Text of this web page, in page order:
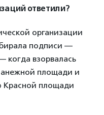
ответили?
организации
подписи —
когда взорвалась
площади и
Красной площади